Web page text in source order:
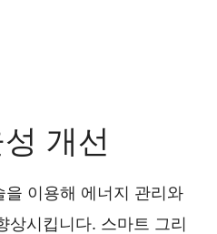
개선
이용해 에너지 관리와
상시킵니다. 스마트 그리